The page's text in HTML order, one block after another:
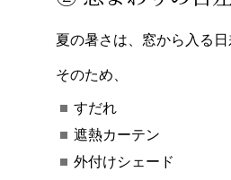
夏の暑さは、窓から入る
そのため、
すだれ
遮熱カーテン
外付けシェード